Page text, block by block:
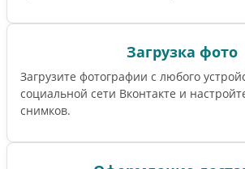
Загрузка фото
Загрузите фотографии с любого
социальной сети Вконтакте и
снимков.